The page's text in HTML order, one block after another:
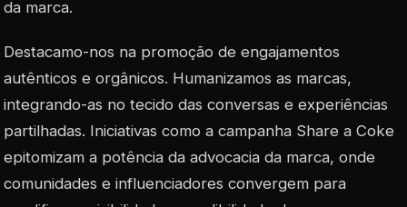
da marca.
Destacamo-nos na promoção de engajamentos
autênticos e orgânicos. Humanizamos as marcas,
integrando-as no tecido das conversas e experiências
partilhadas. Iniciativas como a campanha Share a Coke
epitomizam a potência da advocacia da marca, onde
comunidades e influenciadores convergem para